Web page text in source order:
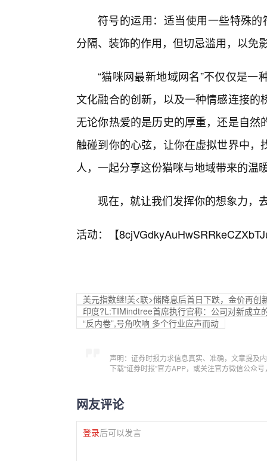
符号的运用：适当使用一些特殊的
分隔、装饰的作用，但切忌滥用，以免
“猫咪网最新地域网名”不仅仅是
文化融合的创新，以及一种情感连接
无论你热爱的是历史的厚重，还是自
触碰到你的心弦，让你在虚拟世界中
人，一起分享这份猫咪与地域带来的温
现在，就让我们发挥你的想象力，
活动：【
美元指数继!美<联>储降息后首日下跌，金价再创
印度?L:TIMindtree首席执行官称：公司对新成立
“反内卷”,号角吹响 多个行业应声而动
声明：证券时报力求信息真实、准确，文章提及
下载“证券时报”官方APP，或关注官方微信公众
网友评论
登录后可以发言